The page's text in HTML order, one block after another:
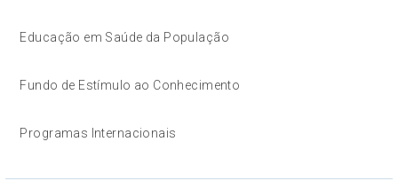
Educação em Saúde da População
Fundo de Estímulo ao Conhecimento
Programas Internacionais